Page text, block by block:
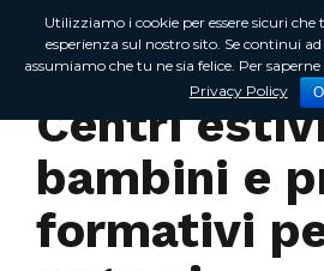
In Regione
Centri
bambini e
formativi
Utilizziamo i cookie per essere sicuri
esperienza sul nostro sito. Se continui
assumiamo che tu ne sia felice. Per
Privacy Policy